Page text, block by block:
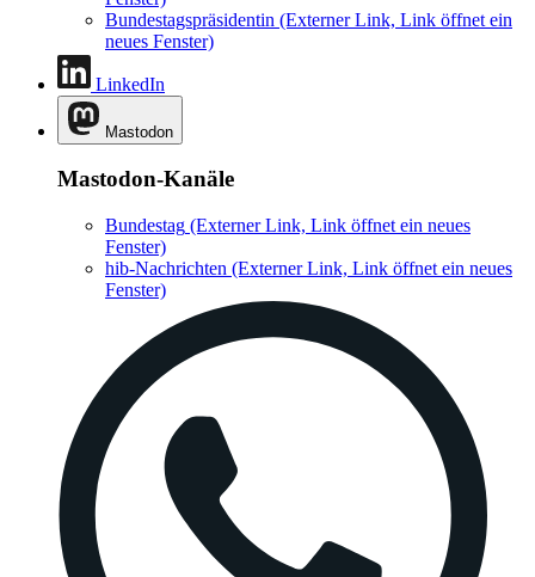
Bundestagspräsidentin (Externer Link, Link öffnet ein
neues Fenster)
LinkedIn
Mastodon
Mastodon-Kanäle
Bundestag (Externer Link, Link öffnet ein neues
Fenster)
hib-Nachrichten (Externer Link, Link öffnet ein neues
Fenster)